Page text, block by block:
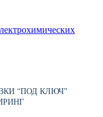
“ПОД КЛЮЧ”